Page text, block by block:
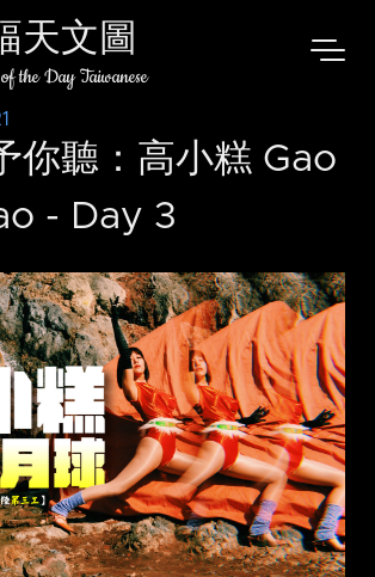
天文圖
the Day Taiwanese
你聽：高小糕 Gao
- Day 3